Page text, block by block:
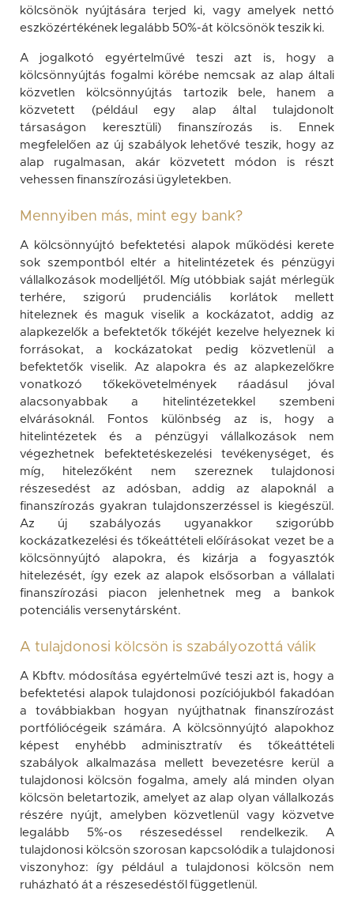
kölcsönök nyújtására terjed ki, vagy amelyek nettó
eszközértékének legalább 50%-át kölcsönök teszik ki.
A jogalkotó egyértelművé teszi azt is, hogy a
kölcsönnyújtás fogalmi körébe nemcsak az alap általi
közvetlen kölcsönnyújtás tartozik bele, hanem a
közvetett (például egy alap által tulajdonolt
társaságon keresztüli) finanszírozás is. Ennek
megfelelően az új szabályok lehetővé teszik, hogy az
alap rugalmasan, akár közvetett módon is részt
vehessen finanszírozási ügyletekben.
Mennyiben más, mint egy bank?
A kölcsönnyújtó befektetési alapok működési kerete
sok szempontból eltér a hitelintézetek és pénzügyi
vállalkozások modelljétől. Míg utóbbiak saját mérlegük
terhére, szigorú prudenciális korlátok mellett
hiteleznek és maguk viselik a kockázatot, addig az
alapkezelők a befektetők tőkéjét kezelve helyeznek ki
forrásokat, a kockázatokat pedig közvetlenül a
befektetők viselik. Az alapokra és az alapkezelőkre
vonatkozó tőkekövetelmények ráadásul jóval
alacsonyabbak a hitelintézetekkel szembeni
elvárásoknál. Fontos különbség az is, hogy a
hitelintézetek és a pénzügyi vállalkozások nem
végezhetnek befektetéskezelési tevékenységet, és
míg, hitelezőként nem szereznek tulajdonosi
részesedést az adósban, addig az alapoknál a
finanszírozás gyakran tulajdonszerzéssel is kiegészül.
Az új szabályozás ugyanakkor szigorúbb
kockázatkezelési és tőkeáttételi előírásokat vezet be a
kölcsönnyújtó alapokra, és kizárja a fogyasztók
hitelezését, így ezek az alapok elsősorban a vállalati
finanszírozási piacon jelenhetnek meg a bankok
potenciális versenytársként.
A tulajdonosi kölcsön is szabályozottá válik
A Kbftv. módosítása egyértelművé teszi azt is, hogy a
befektetési alapok tulajdonosi pozíciójukból fakadóan
a továbbiakban hogyan nyújthatnak finanszírozást
portfóliócégeik számára. A kölcsönnyújtó alapokhoz
képest enyhébb adminisztratív és tőkeáttételi
szabályok alkalmazása mellett bevezetésre kerül a
tulajdonosi kölcsön fogalma, amely alá minden olyan
kölcsön beletartozik, amelyet az alap olyan vállalkozás
részére nyújt, amelyben közvetlenül vagy közvetve
legalább 5%-os részesedéssel rendelkezik. A
tulajdonosi kölcsön szorosan kapcsolódik a tulajdonosi
viszonyhoz: így például a tulajdonosi kölcsön nem
ruházható át a részesedéstől függetlenül.